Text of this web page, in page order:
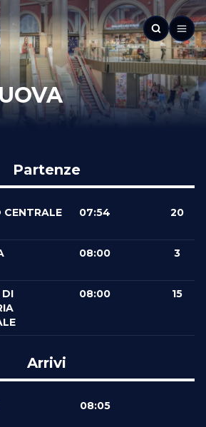
Partenze
CENTRALE 07:54 20
08:00 3
DI
08:00 15
Arrivi
08:05